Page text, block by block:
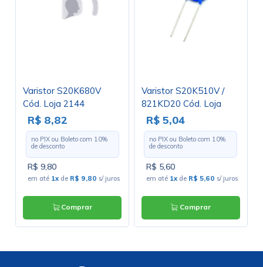
Varistor S20K680V
Cód. Loja 2144
R$ 8,82
no PIX ou Boleto com 10%
de desconto
R$ 9,80
em até 1x de R$ 9,80 s/ juros
Comprar
Varistor S20K510V /
821KD20 Cód. Loja
3884
R$ 5,04
no PIX ou Boleto com 10%
de desconto
R$ 5,60
em até 1x de R$ 5,60 s/ juros
Comprar